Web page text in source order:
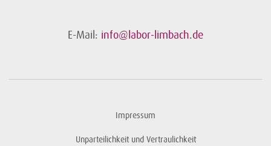
E-Mail: info@labor-limbach.de
Impressum
Unparteilichkeit und Vertraulichkeit